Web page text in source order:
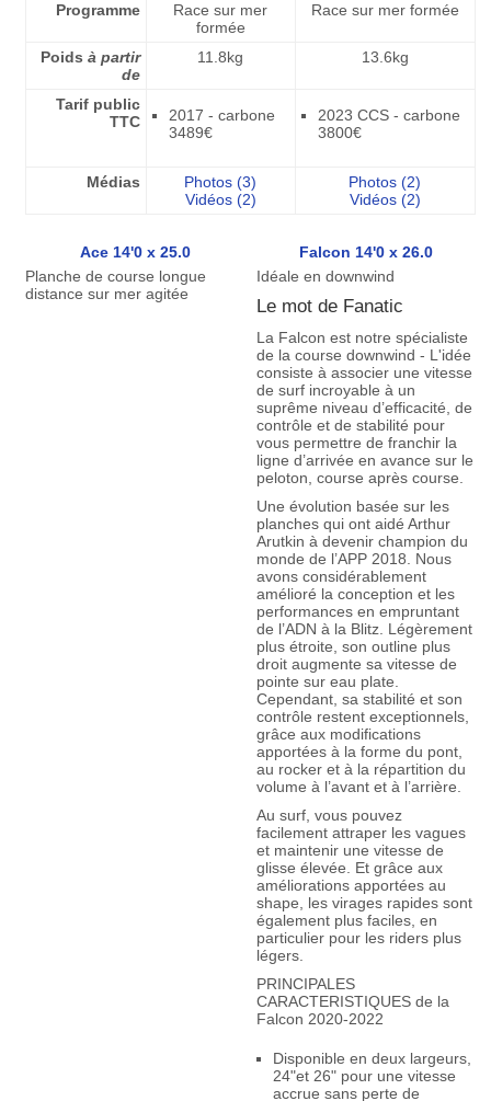
Programme
Race sur mer
formée
Race sur mer formée
Poids à partir
de
11.8kg 13.6kg
Tarif public
TTC
2017 - carbone
3489€
2023 CCS - carbone
3800€
Médias
Photos (3)
Vidéos (2)
Photos (2)
Vidéos (2)
Ace 14'0 x 25.0
Falcon 14'0 x 26.0
Planche de course longue
distance sur mer agitée
Idéale en downwind
Le mot de Fanatic
La Falcon est notre spécialiste
de la course downwind - L'idée
consiste à associer une vitesse
de surf incroyable à un
suprême niveau d’efficacité, de
contrôle et de stabilité pour
vous permettre de franchir la
ligne d’arrivée en avance sur le
peloton, course après course.
Une évolution basée sur les
planches qui ont aidé Arthur
Arutkin à devenir champion du
monde de l’APP 2018. Nous
avons considérablement
amélioré la conception et les
performances en empruntant
de l’ADN à la Blitz. Légèrement
plus étroite, son outline plus
droit augmente sa vitesse de
pointe sur eau plate.
Cependant, sa stabilité et son
contrôle restent exceptionnels,
grâce aux modifications
apportées à la forme du pont,
au rocker et à la répartition du
volume à l’avant et à l’arrière.
Au surf, vous pouvez
facilement attraper les vagues
et maintenir une vitesse de
glisse élevée. Et grâce aux
améliorations apportées au
shape, les virages rapides sont
également plus faciles, en
particulier pour les riders plus
légers.
PRINCIPALES
CARACTERISTIQUES de la
Falcon 2020-2022
Disponible en deux largeurs,
24"et 26" pour une vitesse
accrue sans perte de